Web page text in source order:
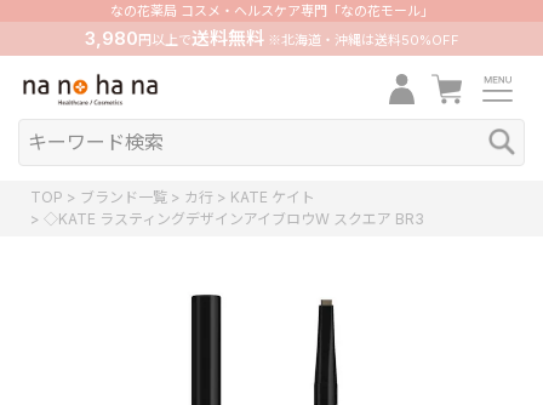
なの花薬局 コスメ・ヘルスケア専門「なの花モール」
3,980 円以上で送料無料※北海道・沖縄は送料50%OFF
TOP ブランド一覧 カ行
KATE ケイト
◇KATE ラスティングデザインアイブロウW スクエア BR3